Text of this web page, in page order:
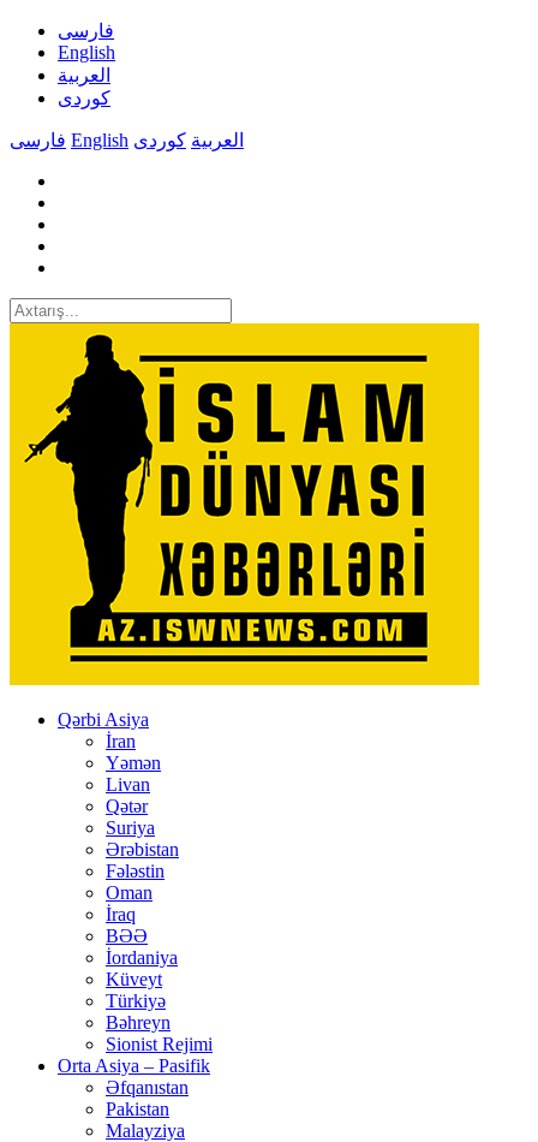
فارسی
English
العربیة
کوردی
فارسی English العربیة کوردی
Qərbi Asiya
İran
Yəmən
Livan
Qətər
Suriya
Ərəbistan
Fələstin
Oman
İraq
BƏƏ
İordaniya
Küveyt
Türkiyə
Bəhreyn
Sionist Rejimi
Orta Asiya – Pasifik
Əfqanıstan
Pakistan
Malayziya